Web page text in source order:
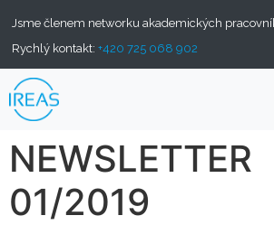
Jsme členem networku akademických
Rychlý kontakt: +420 725 068 902
NEWSLETTER
01/2019